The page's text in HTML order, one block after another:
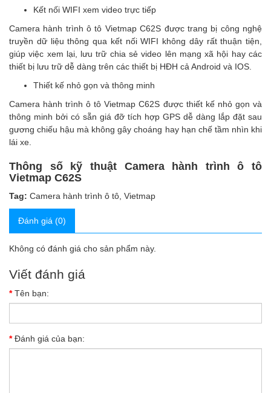
Kết nối WIFI xem video trực tiếp
Camera hành trình ô tô Vietmap C62S được trang bị công nghệ
truyền dữ liệu thông qua kết nối WIFI không dây rất thuận tiện,
giúp việc xem lại, lưu trữ chia sẻ video lên mạng xã hội hay các
thiết bị lưu trữ dễ dàng trên các thiết bị HĐH cả Android và IOS.
Thiết kế nhỏ gọn và thông minh
Camera hành trình ô tô Vietmap C62S được thiết kế nhỏ gọn và
thông minh bởi có sẵn giá đỡ tích hợp GPS dễ dàng lắp đặt sau
gương chiếu hậu mà không gây choáng hay hạn chế tầm nhìn khi
lái xe.
Thông số kỹ thuật Camera hành trình ô tô
Vietmap C62S
Tag: Camera hành trình ô tô Vietmap
Đánh giá (0)
Không có đánh giá cho sản phẩm này.
Viết đánh giá
Tên bạn:
Đánh giá của bạn: